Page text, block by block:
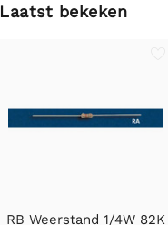
Laatst bekeken
RB Weerstand 1/4W 82K